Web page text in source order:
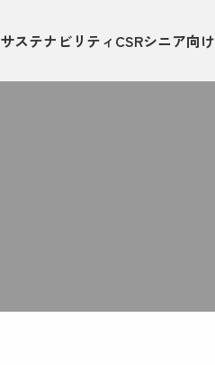
サステナビリティ CSRシニア向け